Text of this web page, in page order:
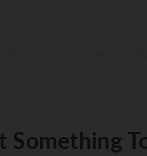
Something